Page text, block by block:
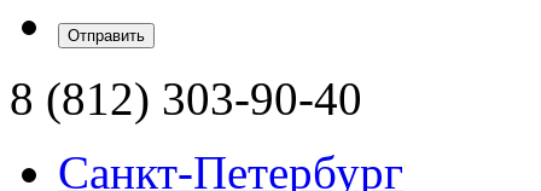
8 (812) 303-90-40
Санкт-Петербург